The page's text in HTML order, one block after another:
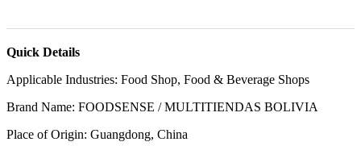
Quick Details
Applicable Industries: Food Shop, Food & Beverage Shops
Brand Name: FOODSENSE / MULTITIENDAS BOLIVIA
Place of Origin: Guangdong, China